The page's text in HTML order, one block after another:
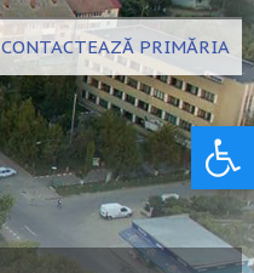
CONTACTEAZĂ PRIMĂRIA
Deschide bara de unelte